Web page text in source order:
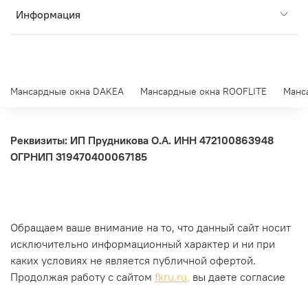
Информация
Мансардные окна DAKEA Мансардные окна ROOFLITE
Реквизиты: ИП Прудникова О.А. ИНН 472100863948
ОГРНИП 319470400067185
Обращаем ваше внимание на то, что данный сайт носит
исключительно информационный характер и ни при
каких условиях не является публичной офертой.
Продолжая работу с сайтом fkru.ru, вы даете согласие